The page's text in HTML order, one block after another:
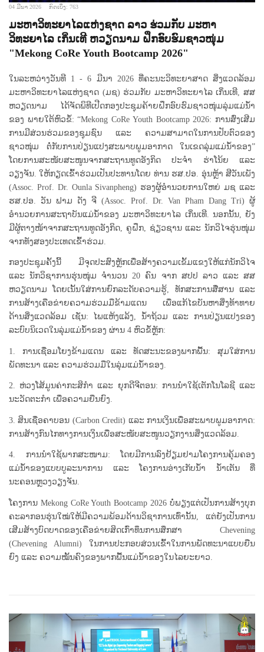
04 ມີນາ 2026 ກົດເບິ່ງ: 763
ມະຫາວິທະຍາໄລແຫ່ງຊາດ ລາວ ຮ່ວມກັບ ມະຫາ
ວິທະຍາໄລ ເກິ່ນເທີ ຫວຽດນາມ ຝຶກອົບຮົມຊາວໜຸ່ມ
"Mekong CoRe Youth Bootcamp 2026"
ໃນລະຫວ່າງວັນທີ 1 - 6 ມີນາ 2026 ທີ່ຄະນະວິທະຍາສາດ ສິ່ງແວດລ້ອມ
ມະຫາວິທະຍາໄລແຫ່ງຊາດ (ມຊ) ຮ່ວມກັບ ມະຫາວິທະຍາໄລ ເກິ່ນເທີ, ສສ
ຫວຽດນາມ ໄດ້ຈັດພິທີເປີດກອງປະຊຸມຄ້າຍຝຶກອົບຮົມຊາວໜຸ່ມລຸ່ມແມ່ນໍ້າ
ຂອງ ພາຍໃຕ້ຫົວຂໍ້: “Mekong CoRe Youth Bootcamp 2026: ການສົ່ງເສີມ
ການມີສ່ວນຮ່ວມຂອງຊຸມຊົນ ແລະ ຄວາມສາມາດໃນການປັບຕົວຂອງ
ຊາວໜຸ່ມ ຕໍ່ກັບການປ່ຽນແປງສະພາບພູມອາກາດ ໃນເຂດລຸ່ມແມ່ນໍ້າຂອງ”
ໂດຍການສະໜັບສະໜູນຈາກສະຖານທູດອັງກິດ ປະຈຳ ຮ່າໂນ້ຍ ແລະ
ວຽງຈັນ. ໃຫ້ກຽດເຂົ້າຮ່ວມເປັນປະທານໂດຍ ທ່ານ ຮສ.ປອ. ອຸ່ນຫຼ້າ ສີວັນເພັງ
(Assoc. Prof. Dr. Ounla Sivanpheng) ຮອງຜູ້ອຳນວຍການໃຫຍ່ ມຊ ແລະ
ຮສ.ປອ. ວັນ ຟາມ ດັງ ຈີ (Assoc. Prof. Dr. Van Pham Dang Tri) ຜູ້
ອຳນວຍການສະຖາບັນແມ່ນໍ້າຂອງ ມະຫາວິທະຍາໄລ ເກິ່ນເທີ. ນອກນັ້ນ, ຍັງ
ມີຜູ້ຕາງໜ້າຈາກສະຖານທູດອັງກິດ, ຄູຝຶກ, ຊ່ຽວຊານ ແລະ ນັກວິໄຈຮຸ່ນໜຸ່ມ
ຈາກທັງສອງປະເທດເຂົ້າຮ່ວມ.
ກອງປະຊຸມຄັ້ງນີ້ ມີຈຸດປະສົງຫຼັກເພື່ອສ້າງຄວາມເຂັ້ມແຂງໃຫ້ແກ່ນັກວິໄຈ
ແລະ ນັກວິຊາການຮຸ່ນໜຸ່ມ ຈຳນວນ 20 ຄົນ ຈາກ ສປປ ລາວ ແລະ ສສ
ຫວຽດນາມ ໂດຍເນັ້ນໃສ່ການຍົກລະດັບຄວາມຮູ້, ທັກສະການສື່ສານ ແລະ
ການສ້າງເຄືອຂ່າຍຄວາມຮ່ວມມືຂ້າມແດນ ເພື່ອແກ້ໄຂບັນຫາສິ່ງທ້າທາຍ
ດ້ານສິ່ງແວດລ້ອມ ເຊັ່ນ: ໄພແຫ້ງແລ້ງ, ນໍ້າຖ້ວມ ແລະ ການປ່ຽນແປງຂອງ
ລະບົບນິເວດໃນລຸ່ມແມ່ນໍ້າຂອງ ຜ່ານ 4 ຫົວຂໍ້ຫຼັກ:
1. ການເຊື່ອມໂຍງຂ້າມແດນ ແລະ ທັດສະນະຂອງພາກພື້ນ: ສຸມໃສ່ການ
ພັດທະນາ ແລະ ຄວາມຮ່ວມມືໃນລຸ່ມແມ່ນໍ້າຂອງ.
2. ຫ່ວງໂສ້ມູນຄ່າກະສິກຳ ແລະ ຍຸກດີຈີຕອນ: ການນຳໃຊ້ເຕັກໂນໂລຊີ ແລະ
ນະວັດຕະກຳ ເພື່ອຄວາມຍືນຍົງ.
3. ສິນເຊື່ອຄາບອນ (Carbon Credit) ແລະ ການເງິນເພື່ອສະພາບພູມອາກາດ:
ການສ້າງກົນໄກທາງການເງິນເພື່ອສະໜັບສະໜູນວຽກງານສິ່ງແວດລ້ອມ.
4. ການນຳໃຊ້ພາກສະໜາມ: ໂດຍມີການລົງຢ້ຽມຢາມໂຄງການຄຸ້ມຄອງ
ແມ່ນໍ້າຂອງແບບບູລະນາການ ແລະ ໂຄງການອ່າງເກັບນໍ້າ ນໍ້າເຕັນ ທີ່
ນະຄອນຫຼວງວຽງຈັນ.
ໂຄງການ Mekong CoRe Youth Bootcamp 2026 ບໍ່ພຽງແຕ່ເປັນການສ້າງບຸກ
ຄະລາກອນຮຸ່ນໃໝ່ໃຫ້ມີຄວາມພ້ອມດ້ານວິຊາການເທົ່ານັ້ນ, ແຕ່ຍັງເປັນການ
ເສີມສ້າງບົດບາດຂອງເຄືອຂ່າຍສິດເກົ່າທຶນການສຶກສາ Chevening
(Chevening Alumni) ໃນການປະກອບສ່ວນເຂົ້າໃນການພັດທະນາແບບຍືນ
ຍົງ ແລະ ຄວາມໝັ້ນຄົງຂອງພາກພື້ນແມ່ນໍ້າຂອງໃນໄລຍະຍາວ.